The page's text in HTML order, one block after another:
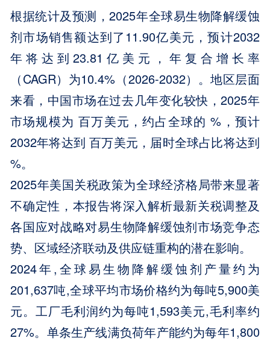
根据统计及预测，2025年全球易生物降解缓蚀
剂市场销售额达到了11.90亿美元，预计2032
年将达到23.81亿美元，年复合增长率
（CAGR）为10.4%（2026-2032）。地区层面
来看，中国市场在过去几年变化较快，2025年
市场规模为 百万美元，约占全球的 %，预计
2032年将达到 百万美元，届时全球占比将达到
%。
2025年美国关税政策为全球经济格局带来显著
不确定性，本报告将深入解析最新关税调整及
各国应对战略对易生物降解缓蚀剂市场竞争态
势、区域经济联动及供应链重构的潜在影响。
2024年,全球易生物降解缓蚀剂产量约为
201,637吨,全球平均市场价格约为每吨5,900美
元。工厂毛利润约为每吨1,593美元,毛利率约
27%。单条生产线满负荷年产能约为每年1,800